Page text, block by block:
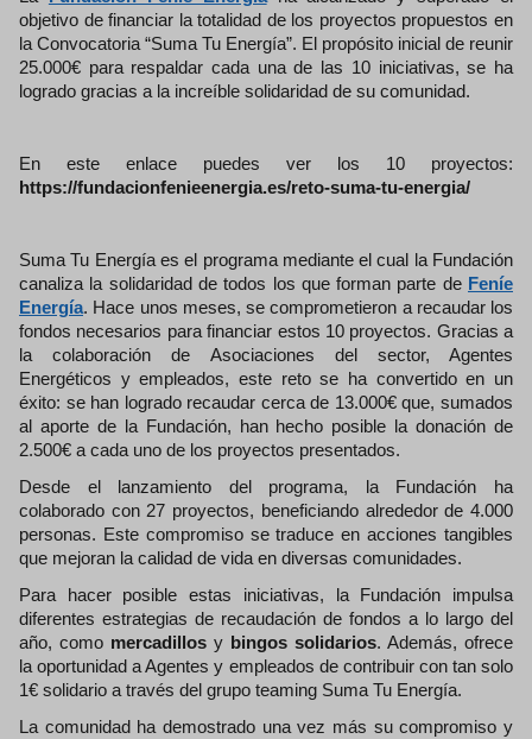
objetivo de financiar la totalidad de los proyectos propuestos en
la Convocatoria “Suma Tu Energía”. El propósito inicial de reunir
25.000€ para respaldar cada una de las 10 iniciativas, se ha
logrado gracias a la increíble solidaridad de su comunidad.
En este enlace puedes ver los 10 proyectos:
https://fundacionfenieenergia.es/reto-suma-tu-energia/
Suma Tu Energía es el programa mediante el cual la Fundación
canaliza la solidaridad de todos los que forman parte de Feníe
Energía. Hace unos meses, se comprometieron a recaudar los
fondos necesarios para financiar estos 10 proyectos. Gracias a
la colaboración de Asociaciones del sector, Agentes
Energéticos y empleados, este reto se ha convertido en un
éxito: se han logrado recaudar cerca de 13.000€ que, sumados
al aporte de la Fundación, han hecho posible la donación de
2.500€ a cada uno de los proyectos presentados.
Desde el lanzamiento del programa, la Fundación ha
colaborado con 27 proyectos, beneficiando alrededor de 4.000
personas. Este compromiso se traduce en acciones tangibles
que mejoran la calidad de vida en diversas comunidades.
Para hacer posible estas iniciativas, la Fundación impulsa
diferentes estrategias de recaudación de fondos a lo largo del
año, como mercadillos y bingos solidarios. Además, ofrece
la oportunidad a Agentes y empleados de contribuir con tan solo
1€ solidario a través del grupo teaming Suma Tu Energía.
La comunidad ha demostrado una vez más su compromiso y